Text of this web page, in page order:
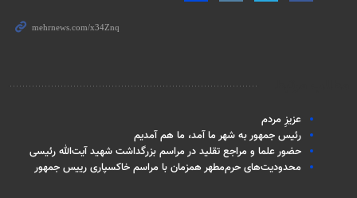
عزیزِ مردم
رئیس جمهور به شهر ما آمد، ما هم آمدیم
حضور علما و مراجع تقلید در مراسم بزرگداشت شهید آیت‌الله رئیسی
محدودیت‌های حرم‌مطهر همزمان با مراسم خاکسپاری رییس جمهور